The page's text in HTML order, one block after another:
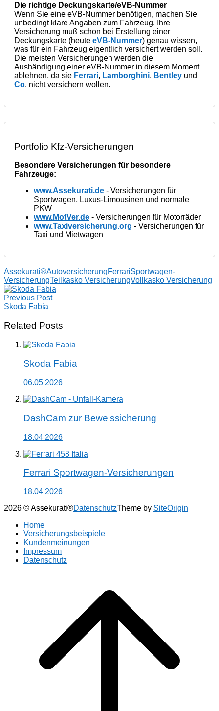
Die richtige Deckungskarte/eVB-Nummer
Wenn Sie eine eVB-Nummer benötigen, machen Sie
unbedingt klare Angaben zum Fahrzeug. Ihre
Versicherung muß schon bei Erstellung einer
Deckungskarte (heute eVB-Nummer) genau wissen,
was für ein Fahrzeug eigentlich versichert werden soll.
Die meisten Versicherungen werden die
Aushändigung einer eVB-Nummer in diesem Moment
ablehnen, da sie Ferrari, Lamborghini, Bentley und
Co. nicht versichern wollen.
Portfolio Kfz-Versicherungen
Besondere Versicherungen für besondere
Fahrzeuge:
www.Assekurati.de - Versicherungen für
Sportwagen, Luxus-Limousinen und normale
PKW
www.MotVer.de - Versicherungen für Motorräder
www.Taxiversicherung.org - Versicherungen für
Taxi und Mietwagen
Assekurati®AutoversicherungFerrariSportwagen-
VersicherungTeilkasko VersicherungVollkasko Versicherung
Post
navigation
Previous Post
Skoda Fabia
Related Posts
Skoda Fabia
06.05.2026
DashCam zur Beweissicherung
18.04.2026
Ferrari Sportwagen-Versicherungen
18.04.2026
2026 © Assekurati®DatenschutzTheme by SiteOrigin
Home
Versicherungsbeispiele
Kundenmeinungen
Impressum
Datenschutz